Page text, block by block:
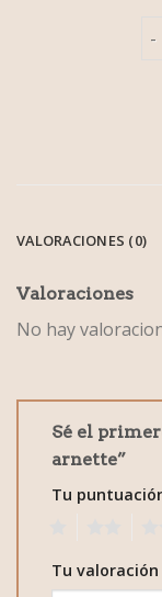
VALORACIONES (0)
Valoraciones
No hay
Sé el
arnette”
Tu
Tu valoración